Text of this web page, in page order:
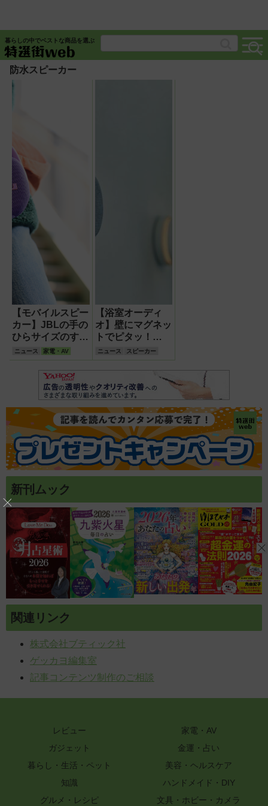
暮らしの中でベストな商品を選ぶ
防水スピーカー
【モバイルスピー
カー】JBLの手の
ひらサイズのすご
いヤツ最新版
5』登場！
ニュース 家電・AV
【浴室オーディ
オ】壁にマグネッ
トでピタッ！
IP67防水防塵ワイ
ーカー デュオ』
新発売！
ニュース スピーカー
新刊ムック
関連リンク
株式会社ブティック社
ゲッカヨ編集室
記事コンテンツ制作のご相談
レビュー
家電・AV
ガジェット
金運・占い
暮らし・生活・ペット
美容・ヘルスケア
知識
ハンドメイド・DIY
グルメ・レシピ
文具・ホビー・カメラ